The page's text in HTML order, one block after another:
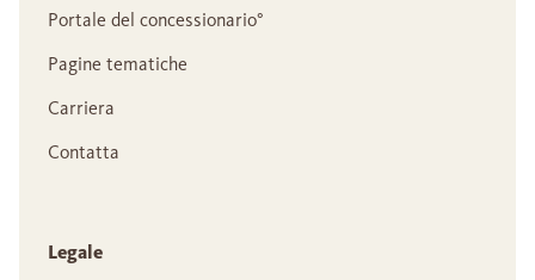
Portale del concessionario°
Pagine tematiche
Carriera
Contatta
Legale